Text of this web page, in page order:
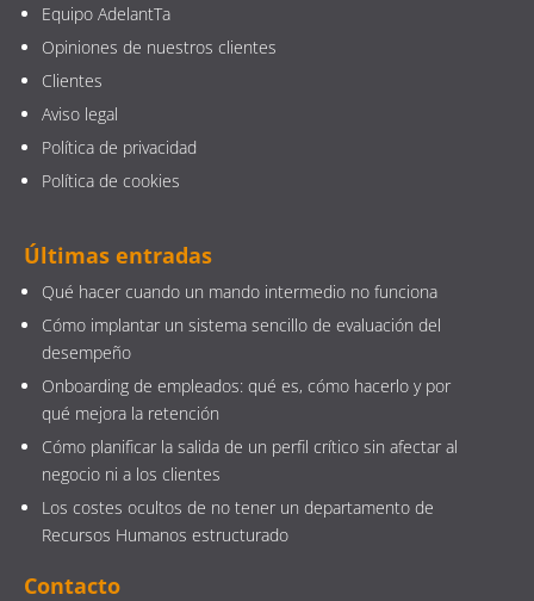
Equipo AdelantTa
Opiniones de nuestros clientes
Clientes
Aviso legal
Política de privacidad
Política de cookies
Últimas entradas
Qué hacer cuando un mando intermedio no funciona
Cómo implantar un sistema sencillo de evaluación del
desempeño
Onboarding de empleados: qué es, cómo hacerlo y por
qué mejora la retención
Cómo planificar la salida de un perfil crítico sin afectar al
negocio ni a los clientes
Los costes ocultos de no tener un departamento de
Recursos Humanos estructurado
Contacto